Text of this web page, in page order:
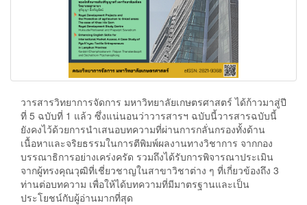
วารสารวิทยาการจัดการ มหาวิทยาลัยเกษตรศาสตร์ ได้ก้าวมาสู่ปี
ที่ 5 ฉบับที่ 1 แล้ว ซึ่งแน่นอนว่าวารสารฯ ฉบับนี้วารสารฉบับนี้
ยังคงไว้ด้วยการนำเสนอบทความที่ผ่านการกลั่นกรองทั้งด้าน
เนื้อหาและจริยธรรมในการตีพิมพ์ผลงานทางวิชาการ จากกอง
บรรณาธิการอย่างเคร่งครัด รวมถึงได้รับการพิจารณาประเมิน
จากผู้ทรงคุณวุฒิที่เชี่ยวชาญในสาขาวิชาต่าง ๆ ที่เกี่ยวข้องถึง 3
ท่านต่อบทความ เพื่อให้ได้บทความที่มีมาตรฐานและเป็น
ประโยชน์กับผู้อ่านมากที่สุด